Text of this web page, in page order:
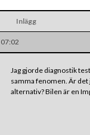
Inlägg
Jag gjorde diagnostik
samma fenomen. Är det
alternativ? Bilen är en